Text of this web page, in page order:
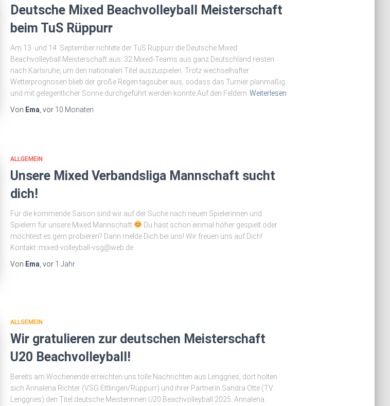
Deutsche Mixed Beachvolleyball Meisterschaft
beim TuS Rüppurr
Am 13. und 14. September richtete der TuS Rüppurr die Deutsche Mixed
Beachvolleyball Meisterschaft aus. 32 Mixed-Teams aus ganz Deutschland reisten
nach Karlsruhe, um den nationalen Titel auszuspielen. Trotz wechselhafter
Wetterprognosen blieb der große Regen tagsüber aus, sodass das Turnier planmäßig
und mit gelegentlicher Sonne durchgeführt werden konnte.Auf den Feldern Weiterlesen
Von Ema , vor 10 Monaten
ALLGEMEIN
Unsere Mixed Verbandsliga Mannschaft sucht
dich!
Für die kommende Saison sind wir auf der Suche nach neuen Spielerinnen und
Spielern für unsere Mixed Mannschaft
Du hast schon einmal höher gespielt oder
möchtest es gern probieren? Dann melde Dich bei uns! Wir freuen uns auf Dich!
Kontakt: mixed-volleyball-vsg@web.de
Von Ema , vor 1 Jahr
ALLGEMEIN
Wir gratulieren zur deutschen Meisterschaft
U20 Beachvolleyball!
Bereits am Wochenende erreichten uns tolle Nachrichten aus Lenggries, dort holten
sich Annalena Richter (VSG Ettlingen/Rüppurr) und ihrer Partnerin Sandra Otte (TV
Lenggries) den Titel deutsche Meisterinnen U20 Beachvolleyball 2025. Annalena